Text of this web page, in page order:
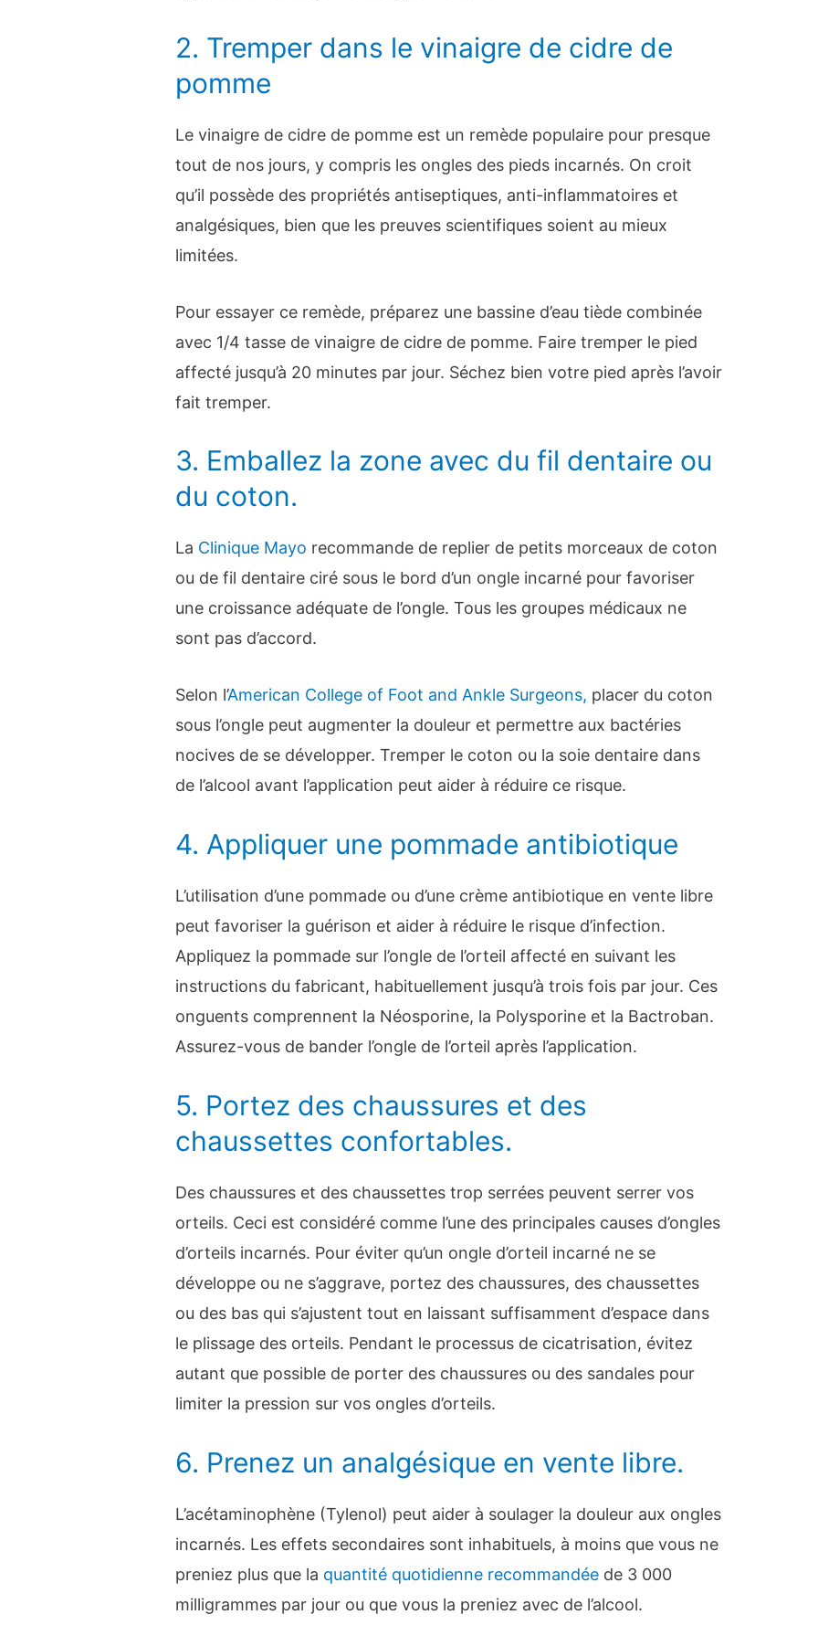
2. Tremper dans le vinaigre de cidre de
pomme
Le vinaigre de cidre de pomme est un remède populaire pour presque
tout de nos jours, y compris les ongles des pieds incarnés. On croit
qu’il possède des propriétés antiseptiques, anti-inflammatoires et
analgésiques, bien que les preuves scientifiques soient au mieux
limitées.
Pour essayer ce remède, préparez une bassine d’eau tiède combinée
avec 1/4 tasse de vinaigre de cidre de pomme. Faire tremper le pied
affecté jusqu’à 20 minutes par jour. Séchez bien votre pied après l’avoir
fait tremper.
3. Emballez la zone avec du fil dentaire ou
du coton.
La Clinique Mayo recommande de replier de petits morceaux de coton
ou de fil dentaire ciré sous le bord d’un ongle incarné pour favoriser
une croissance adéquate de l’ongle. Tous les groupes médicaux ne
sont pas d’accord.
Selon l’American College of Foot and Ankle Surgeons, placer du coton
sous l’ongle peut augmenter la douleur et permettre aux bactéries
nocives de se développer. Tremper le coton ou la soie dentaire dans
de l’alcool avant l’application peut aider à réduire ce risque.
4. Appliquer une pommade antibiotique
L’utilisation d’une pommade ou d’une crème antibiotique en vente libre
peut favoriser la guérison et aider à réduire le risque d’infection.
Appliquez la pommade sur l’ongle de l’orteil affecté en suivant les
instructions du fabricant, habituellement jusqu’à trois fois par jour. Ces
onguents comprennent la Néosporine, la Polysporine et la Bactroban.
Assurez-vous de bander l’ongle de l’orteil après l’application.
5. Portez des chaussures et des
chaussettes confortables.
Des chaussures et des chaussettes trop serrées peuvent serrer vos
orteils. Ceci est considéré comme l’une des principales causes d’ongles
d’orteils incarnés. Pour éviter qu’un ongle d’orteil incarné ne se
développe ou ne s’aggrave, portez des chaussures, des chaussettes
ou des bas qui s’ajustent tout en laissant suffisamment d’espace dans
le plissage des orteils. Pendant le processus de cicatrisation, évitez
autant que possible de porter des chaussures ou des sandales pour
limiter la pression sur vos ongles d’orteils.
6. Prenez un analgésique en vente libre.
L’acétaminophène (Tylenol) peut aider à soulager la douleur aux ongles
incarnés. Les effets secondaires sont inhabituels, à moins que vous ne
preniez plus que la quantité quotidienne recommandée de 3 000
milligrammes par jour ou que vous la preniez avec de l’alcool.